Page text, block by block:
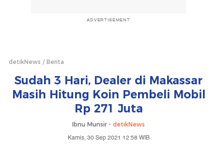
ADVERTISEMENT
detikNews Berita
Sudah 3 Hari, Dealer di Makassar
Masih Hitung Koin Pembeli Mobil
Rp 271 Juta
Ibnu Munsir - detikNews
Kamis, 30 Sep 2021 12:58 WIB